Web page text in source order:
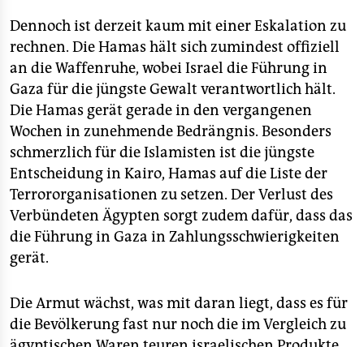
Dennoch ist derzeit kaum mit einer Eskalation zu
rechnen. Die Hamas hält sich zumindest offiziell
an die Waffenruhe, wobei Israel die Führung in
Gaza für die jüngste Gewalt verantwortlich hält.
Die Hamas gerät gerade in den vergangenen
Wochen in zunehmende Bedrängnis. Besonders
schmerzlich für die Islamisten ist die jüngste
Entscheidung in Kairo, Hamas auf die Liste der
Terrororganisationen zu setzen. Der Verlust des
Verbündeten Ägypten sorgt zudem dafür, dass das
die Führung in Gaza in Zahlungsschwierigkeiten
gerät.
Die Armut wächst, was mit daran liegt, dass es für
die Bevölkerung fast nur noch die im Vergleich zu